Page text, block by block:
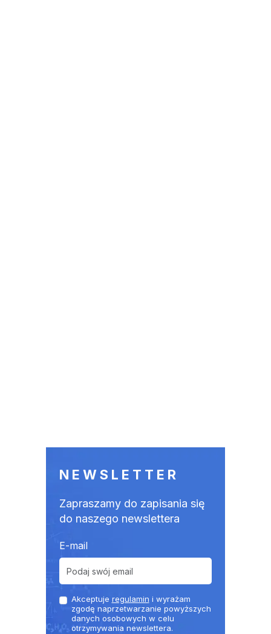
NEWSLETTER
Zapraszamy do zapisania się
do naszego newslettera
E-mail
Akceptuje regulamin i wyrażam
zgodę naprzetwarzanie powyższych
danych osobowych w celu
otrzymywania newslettera.